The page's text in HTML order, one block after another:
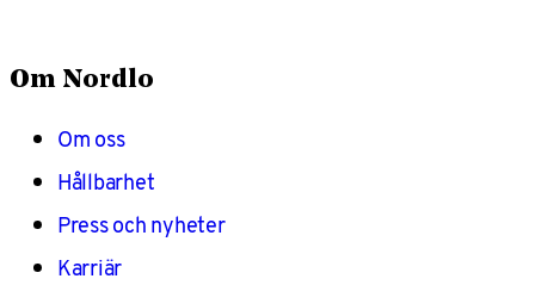
Om Nordlo
Om oss
Hållbarhet
Press och nyheter
Karriär